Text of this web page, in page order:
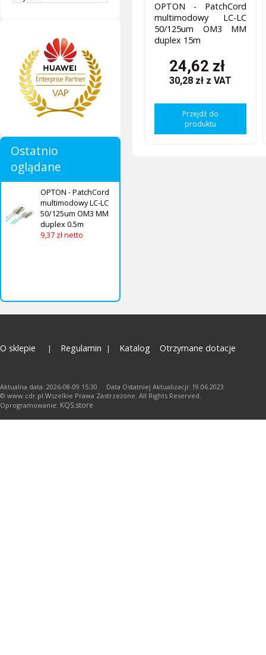
Ostatnio
oglądane
OPTON - PatchCord
multimodowy LC-LC
50/125um OM3 MM
duplex 0.5m
9,37 zł netto
OPTON - PatchCord
multimodowy LC-LC
50/125um OM3 MM
duplex 15m
24,62 zł
30,28 zł z VAT
Przejdź do
produktu
O sklepie Regulamin Katalog Otrzymane dotacje
Aktualna data: 2026-08-09 15:30 Data Ostatniej Aktualizacji: 19.06.2023
© www.cdr.pl.Wszelkie Prawa Zastrzeżone. All Rights Reserved.
Oprogramowanie: KQS.store